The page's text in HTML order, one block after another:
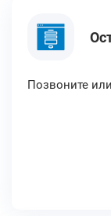
Позвоните